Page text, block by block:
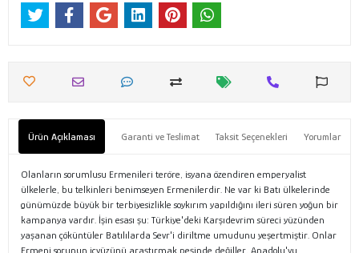
Ürün Açıklaması Garanti ve Teslimat Taksit Seçenekleri Yorumlar
Olanların sorumlusu Ermenileri teröre, isyana özendiren emperyalist
ülkelerle, bu telkinleri benimseyen Ermenilerdir. Ne var ki Batı ülkelerinde
günümüzde büyük bir terbiyesizlikle soykırım yapıldığını ileri süren yoğun bir
kampanya vardır. İşin esası şu: Türkiye'deki Karşıdevrim süreci yüzünden
yaşanan çöküntüler Batılılarda Sevr'i diriltme umudunu yeşertmiştir. Onlar
Ermeni sorunun içyüzünü araştırmak peşinde değiller, Anadolu'yu